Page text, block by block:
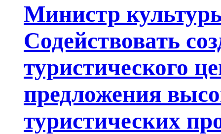
Министр
Содействовать
туристического
предложения
туристических